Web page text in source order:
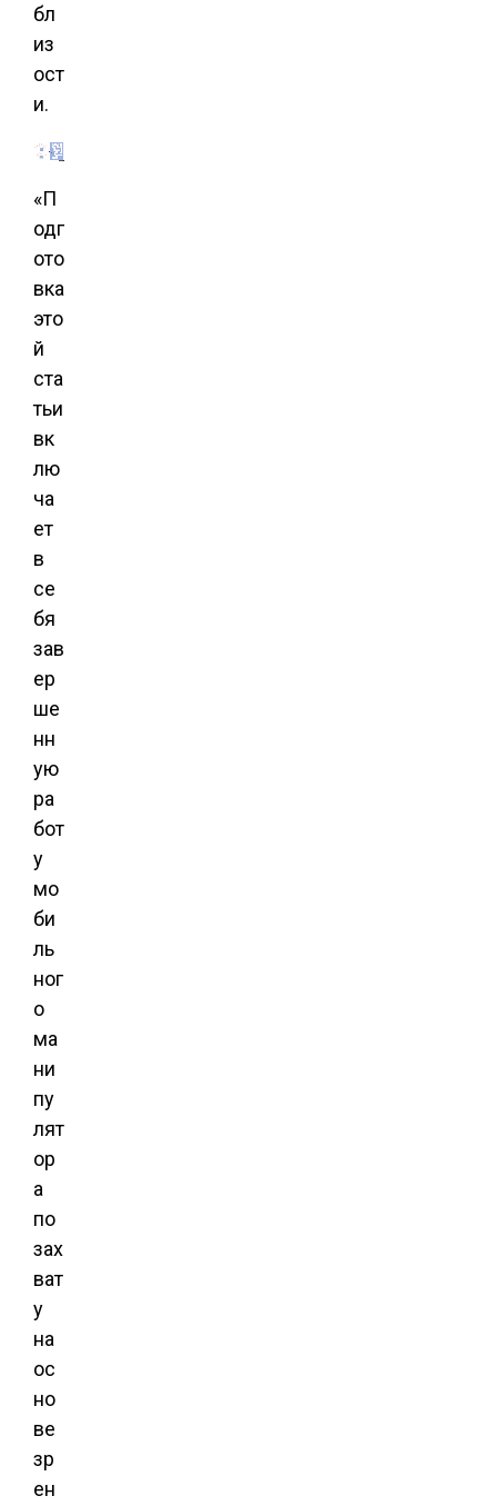
бл
из
ост
и.
«П
одг
ото
вка
это
й
ста
тьи
вк
лю
ча
ет
в
се
бя
зав
ер
ше
нн
ую
ра
бот
у
мо
би
ль
ног
о
ма
ни
пу
лят
ор
а
по
зах
ват
у
на
ос
но
ве
зр
ен